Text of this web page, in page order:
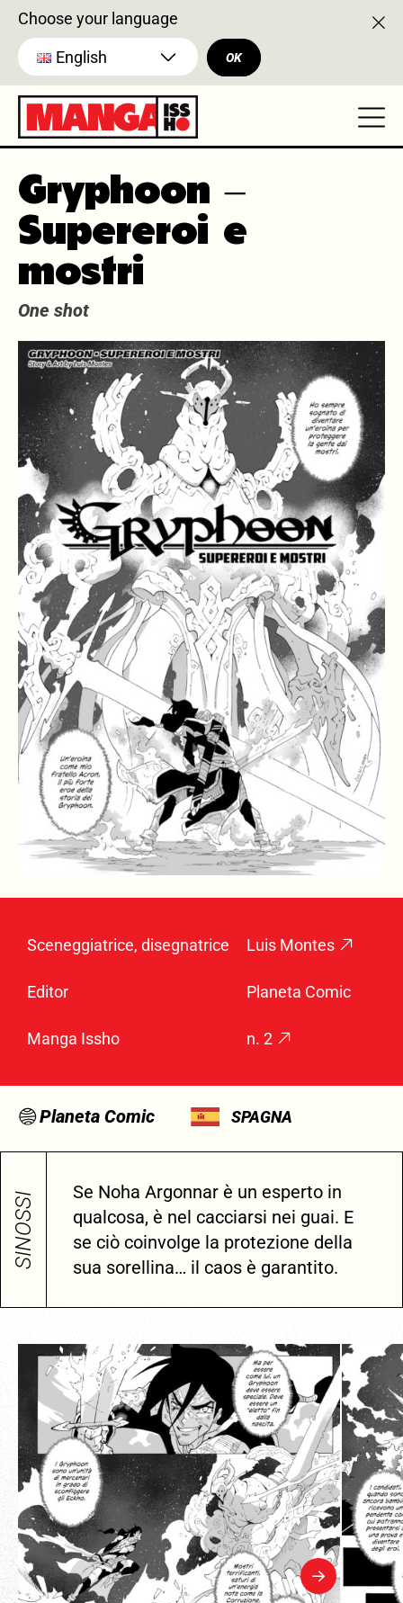
Choose your language
English OK
Gryphoon –
Supereroi e
mostri
One shot
Sceneggiatrice, disegnatrice Luis Montes
Editor Planeta Comic
Manga Issho n. 2
Planeta Comic SPAGNA
SINOSSI
Se Noha Argonnar è un esperto in
qualcosa, è nel cacciarsi nei guai. E
se ciò coinvolge la protezione della
sua sorellina… il caos è garantito.